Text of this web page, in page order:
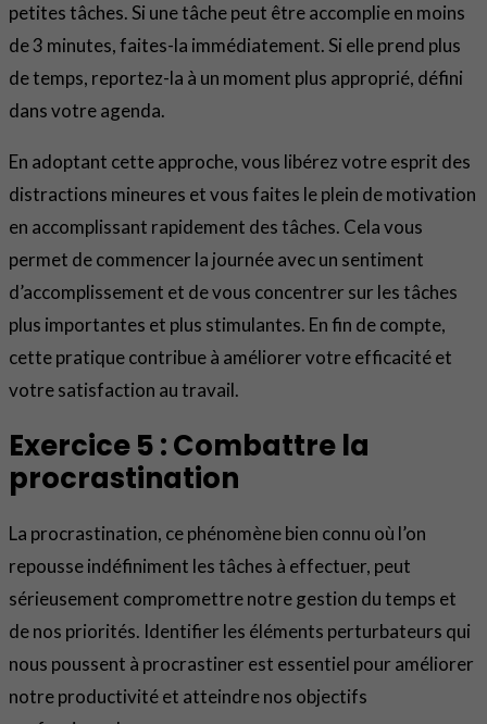
petites tâches. Si une tâche peut être accomplie en moins
de 3 minutes, faites-la immédiatement. Si elle prend plus
de temps, reportez-la à un moment plus approprié, défini
dans votre agenda.
En adoptant cette approche, vous libérez votre esprit des
distractions mineures et vous faites le plein de motivation
en accomplissant rapidement des tâches. Cela vous
permet de commencer la journée avec un sentiment
d’accomplissement et de vous concentrer sur les tâches
plus importantes et plus stimulantes. En fin de compte,
cette pratique contribue à améliorer votre efficacité et
votre satisfaction au travail.
Exercice 5 : Combattre la
procrastination
La procrastination, ce phénomène bien connu où l’on
repousse indéfiniment les tâches à effectuer, peut
sérieusement compromettre notre gestion du temps et
de nos priorités. Identifier les éléments perturbateurs qui
nous poussent à procrastiner est essentiel pour améliorer
notre productivité et atteindre nos objectifs